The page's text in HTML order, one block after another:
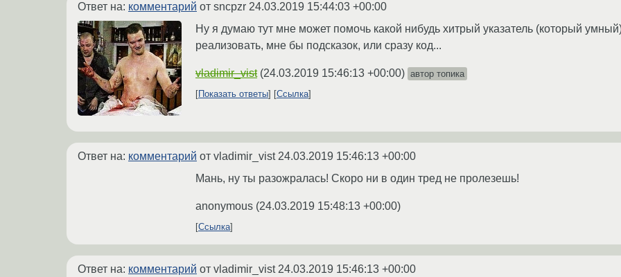
Ответ на: комментарий от sncpzr 24.03.2019 15:44:03 +00:00
Ну я думаю тут мне может помочь какой нибудь хитрый указатель (который
реализовать, мне бы подсказок, или сразу код...
vladimir_vist (24.03.2019 15:46:13 +00:00) автор топика
Показать ответы
Ссылка
Ответ на: комментарий от vladimir_vist 24.03.2019 15:46:13 +00:00
Мань, ну ты разожралась! Скоро ни в один тред не пролезешь!
anonymous (24.03.2019 15:48:13 +00:00)
Ссылка
Ответ на: комментарий от vladimir_vist 24.03.2019 15:46:13 +00:00